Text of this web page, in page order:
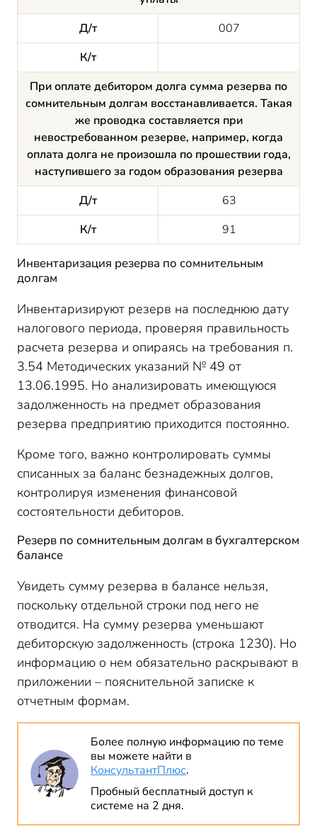
Д/т
007
К/т
При оплате дебитором долга сумма резерва по
сомнительным долгам восстанавливается. Такая
же проводка составляется при
невостребованном резерве, например, когда
оплата долга не произошла по прошествии года,
наступившего за годом образования резерва
Д/т
63
К/т
91
Инвентаризация резерва по сомнительным
долгам
Инвентаризируют резерв на последнюю дату
налогового периода, проверяя правильность
расчета резерва и опираясь на требования п.
3.54 Методических указаний № 49 от
13.06.1995. Но анализировать имеющуюся
задолженность на предмет образования
резерва предприятию приходится постоянно.
Кроме того, важно контролировать суммы
списанных за баланс безнадежных долгов,
контролируя изменения финансовой
состоятельности дебиторов.
Резерв по сомнительным долгам в бухгалтерском
балансе
Увидеть сумму резерва в балансе нельзя,
поскольку отдельной строки под него не
отводится. На сумму резерва уменьшают
дебиторскую задолженность (строка 1230). Но
информацию о нем обязательно раскрывают в
приложении – пояснительной записке к
отчетным формам.
Более полную информацию по теме
вы можете найти в
КонсультантПлюс.
Пробный бесплатный доступ к
системе на 2 дня.